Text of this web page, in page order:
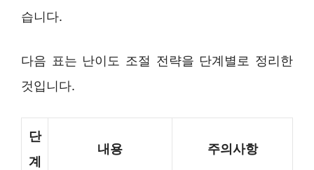
습니다.
다음 표는 난이도 조절 전략을 단계별로 정리한
것입니다.
단
계
내용 주의사항